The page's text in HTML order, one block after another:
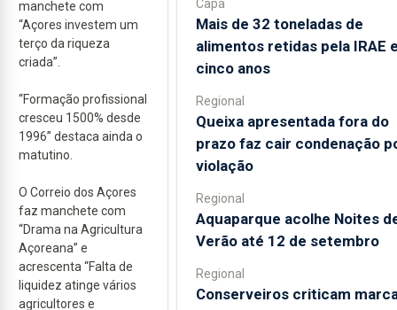
manchete com
“Açores investem um
terço da riqueza
criada”.
“Formação profissional
cresceu 1500% desde
1996” destaca ainda o
matutino.
O Correio dos Açores
faz manchete com
“Drama na Agricultura
Açoreana” e
acrescenta “Falta de
liquidez atinge vários
agricultores e
Capa
Mais de 32 toneladas de
alimentos retidas pela IRAE
cinco anos
Regional
Queixa apresentada fora do
prazo faz cair condenação
violação
Regional
Aquaparque acolhe Noites
Verão até 12 de setembro
Regional
Conserveiros criticam